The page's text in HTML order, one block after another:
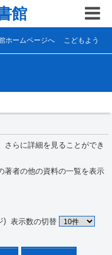
館
ホームページへ こどもよう
さらに詳細を見ることができ
著者の他の資料の一覧を表示
) 表示数の切替